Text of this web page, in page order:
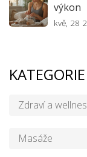
výkon
kvě, 28
KATEGORIE
Zdraví a
Masáže